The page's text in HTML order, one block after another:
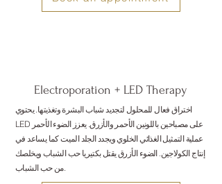
Electroporation + LED Therapy
اختراق فعال للمحلول لتجديد شباب البشرة وتغذيتها. يحتوي
LED على مصباحين باللونين الأحمر والأزرق. يعزز الضوء الأحمر
عملية التمثيل الغذائي الخلوي ويجدد الجلد الميت كما يساعد في
إنتاج الكولاجين. الضوء الأزرق يقتل بكتيريا حب الشباب ويخلصك
من حب الشباب.